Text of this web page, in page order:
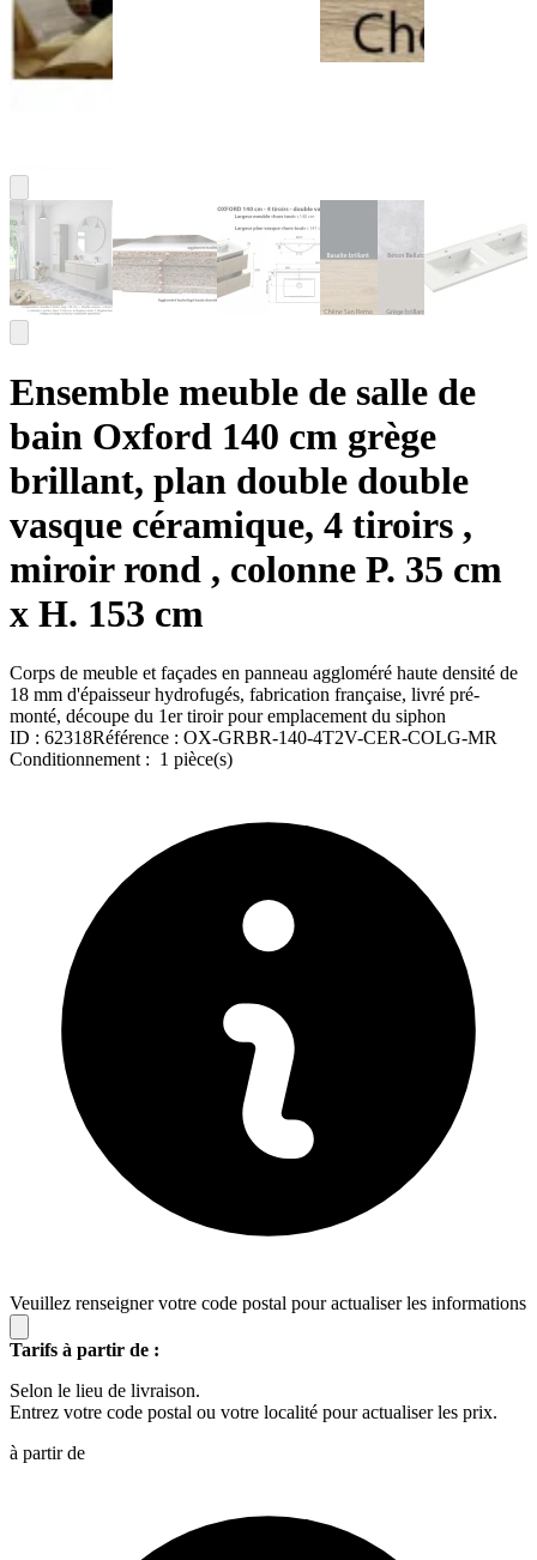
Ensemble meuble de salle de
bain Oxford 140 cm grège
brillant, plan double double
vasque céramique, 4 tiroirs ,
miroir rond , colonne P. 35 cm
x H. 153 cm
Corps de meuble et façades en panneau aggloméré haute densité de
18 mm d'épaisseur hydrofugés, fabrication française, livré pré-
monté, découpe du 1er tiroir pour emplacement du siphon
ID : 62318Référence : OX-GRBR-140-4T2V-CER-COLG-MR
Conditionnement : 1 pièce(s)
Veuillez renseigner votre code postal pour actualiser les informations
Tarifs à partir de :
Selon le lieu de livraison.
Entrez votre code postal ou votre localité pour actualiser les prix.
à partir de